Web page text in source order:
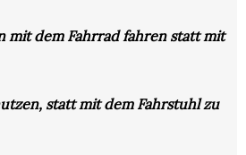
mit dem Fahrrad fahren statt mit
statt mit dem Fahrstuhl zu